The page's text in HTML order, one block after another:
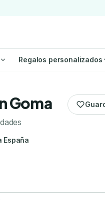
Regalos personalizados
Goma
España